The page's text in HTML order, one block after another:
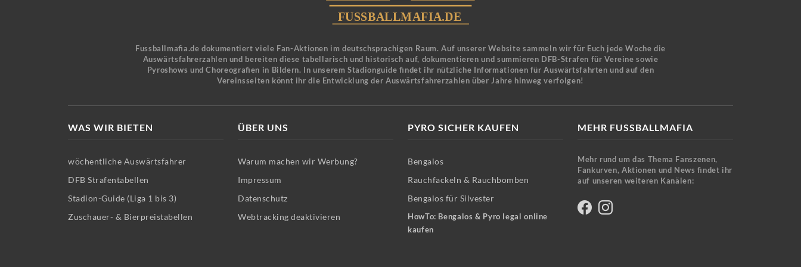
Fussballmafia.de dokumentiert viele Fan-Aktionen im deutschsprachigen Raum. Auf unserer Website sammeln wir für Euch jede Woche die
Auswärtsfahrerzahlen und bereiten diese tabellarisch und historisch auf, dokumentieren und summieren DFB-Strafen für Vereine sowie
Pyroshows und Choreografien in Bildern. In unserem Stadionguide findet ihr nützliche Informationen für Auswärtsfahrten und auf den
Vereinsseiten könnt ihr die Entwicklung der Auswärtsfahrerzahlen über Jahre hinweg verfolgen!
WAS WIR BIETEN
wöchentliche Auswärtsfahrer
DFB Strafentabellen
Stadion-Guide (Liga 1 bis 3)
Zuschauer- & Bierpreistabellen
ÜBER UNS
Warum machen wir Werbung?
Impressum
Datenschutz
Webtracking deaktivieren
PYRO SICHER KAUFEN
Bengalos
Rauchfackeln & Rauchbomben
Bengalos für Silvester
HowTo: Bengalos & Pyro legal online
kaufen
MEHR FUSSBALLMAFIA
Mehr rund um das Thema Fanszenen,
Fankurven, Aktionen und News findet ihr
auf unseren weiteren Kanälen: